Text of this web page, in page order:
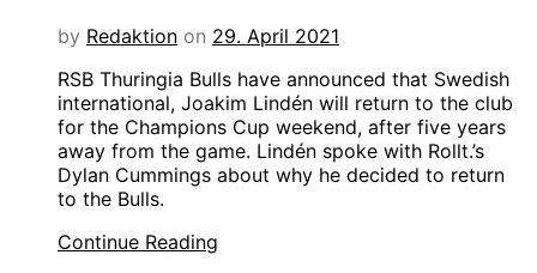
by Redaktion on 29. April 2021
RSB Thuringia Bulls have announced that Swedish
international, Joakim Lindén will return to the club
for the Champions Cup weekend, after five years
away from the game. Lindén spoke with Rollt.’s
Dylan Cummings about why he decided to return
to the Bulls.
Continue Reading